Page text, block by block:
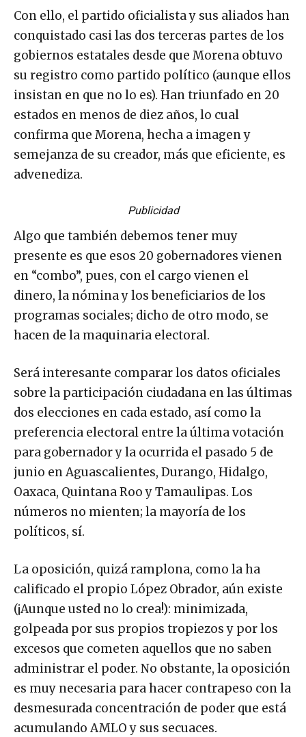
Con ello, el partido oficialista y sus aliados han
conquistado casi las dos terceras partes de los
gobiernos estatales desde que Morena obtuvo
su registro como partido político (aunque ellos
insistan en que no lo es). Han triunfado en 20
estados en menos de diez años, lo cual
confirma que Morena, hecha a imagen y
semejanza de su creador, más que eficiente, es
advenediza.
Publicidad
Algo que también debemos tener muy
presente es que esos 20 gobernadores vienen
en “combo”, pues, con el cargo vienen el
dinero, la nómina y los beneficiarios de los
programas sociales; dicho de otro modo, se
hacen de la maquinaria electoral.
Será interesante comparar los datos oficiales
sobre la participación ciudadana en las últimas
dos elecciones en cada estado, así como la
preferencia electoral entre la última votación
para gobernador y la ocurrida el pasado 5 de
junio en Aguascalientes, Durango, Hidalgo,
Oaxaca, Quintana Roo y Tamaulipas. Los
números no mienten; la mayoría de los
políticos, sí.
La oposición, quizá ramplona, como la ha
calificado el propio López Obrador, aún existe
(¡Aunque usted no lo crea!): minimizada,
golpeada por sus propios tropiezos y por los
excesos que cometen aquellos que no saben
administrar el poder. No obstante, la oposición
es muy necesaria para hacer contrapeso con la
desmesurada concentración de poder que está
acumulando AMLO y sus secuaces.